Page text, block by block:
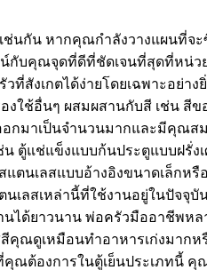
เช่นกัน หากคุณกำลังวางแผน
น์กับคุณจุดที่ดีที่ชัดเจนที่สุดที่ห
สังเกตได้ง่ายโดยเฉพาะอย่าง
ช้อื่นๆ ผสมผสานกับสี เช่น สีขอ
กมาเป็นจำนวนมากและมีคุณส
ตู้แช่แข็งแบบก้นประตูแบบฝรั่
ตนเลสแบบอ้างอิงขนาดเล็กห
เลสเหล่านี้ที่ใช้งานอยู่ในปัจจุ
นได้ยาวนาน พ่อครัวมืออาชีพห
คุณดูเหมือนทำอาหารเก่งมาก
ณต้องการในตู้เย็นประเภทนี้